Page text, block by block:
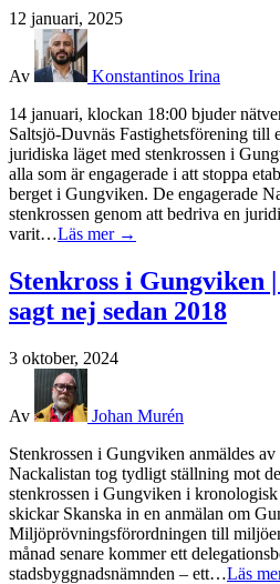
12 januari, 2025
Av
Konstantinos Irina
14 januari, klockan 18:00 bjuder
Saltsjö-Duvnäs Fastighetsförening till
juridiska läget med stenkrossen i
alla som är engagerade i att stoppa
berget i Gungviken. De engagerade
stenkrossen genom att bedriva en
varit…Läs mer →
Stenkross i Gungviken
sagt nej sedan 2018
3 oktober, 2024
Av
Johan Murén
Stenkrossen i Gungviken anmäldes
Nackalistan tog tydligt ställning mot
stenkrossen i Gungviken i
skickar Skanska in en anmälan om
Miljöprövningsförordningen till
månad senare kommer ett
stadsbyggnadsnämnden – ett…Läs